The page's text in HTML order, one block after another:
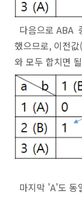
다음으로 ABA
했으므로, 이전
와 모두 합치면
마지막 'A'도 동